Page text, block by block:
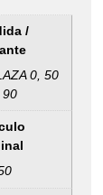
/
0, 50
90